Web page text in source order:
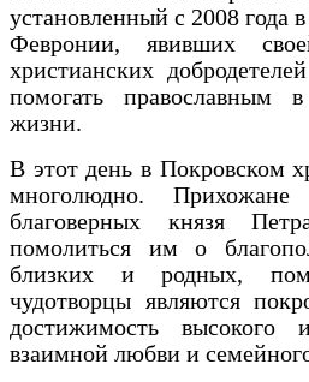
установленный с 2008 года
Февронии, явивших
христианских
помогать православным
жизни.
В этот день в Покровском
многолюдно.
благоверных князя
помолиться им о
близких и родных,
чудотворцы являются
достижимость высокого
взаимной любви и